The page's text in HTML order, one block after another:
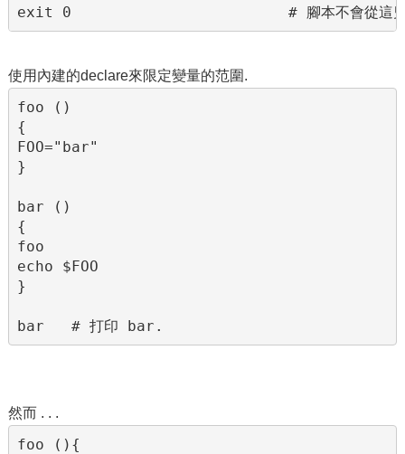
exit 0                        # 腳本不會從這兒
使用內建的declare來限定變量的范圍.
foo ()
{
FOO="bar"
}
bar ()
{
foo
echo $FOO
}
bar   # 打印 bar.
然而 . . .
foo (){